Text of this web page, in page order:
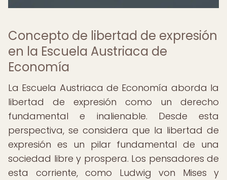
Concepto de libertad de expresión
en la Escuela Austriaca de
Economía
La Escuela Austriaca de Economía aborda la
libertad de expresión como un derecho
fundamental e inalienable. Desde esta
perspectiva, se considera que la libertad de
expresión es un pilar fundamental de una
sociedad libre y prospera. Los pensadores de
esta corriente, como Ludwig von Mises y